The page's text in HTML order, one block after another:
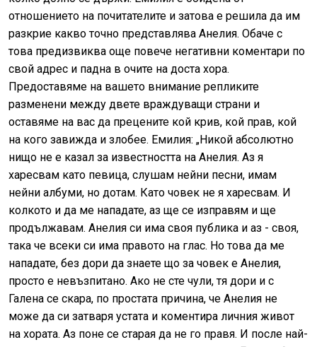
отношението на почитателите и затова е решила да им
разкрие какво точно представлява Анелия. Обаче с
това предизвиква още повече негативни коментари по
свой адрес и падна в очите на доста хора.
Предоставяме на вашето внимание репликите
разменени между двете враждуващи страни и
оставяме на вас да прецените кой крив, кой прав, кой
на кого завижда и злобее. Емилия: „Никой абсолютно
нищо не е казал за известността на Анелия. Аз я
харесвам като певица, слушам нейни песни, имам
нейни албуми, но дотам. Като човек не я харесвам. И
колкото и да ме нападате, аз ще се изправям и ще
продължавам. Анелия си има своя публика и аз - своя,
така че всеки си има правото на глас. Но това да ме
нападате, без дори да знаете що за човек е Анелия,
просто е невъзпитано. Ако не сте чули, тя дори и с
Галена се скара, по простата причина, че Анелия не
може да си затваря устата и коментира личния живот
на хората. Аз поне се старая да не го правя. И после най-